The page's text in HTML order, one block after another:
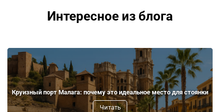
Интересное из блога
Круизный порт Малага: почему это идеальное место для стоянки
Читать